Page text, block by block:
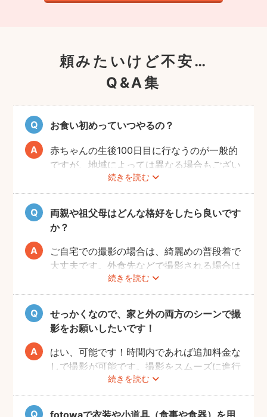
頼みたいけど不安…
Q&A集
お食い初めっていつやるの？
続きを読む
赤ちゃんの生後100日目に行なうのが一般的
ですが、地域によっては異なる場合もござい
ます。あくまでも目安になりますので、その
前後でご家族のご都合の良い日を選び、お祝
いするのがおすすめです。
両親や祖父母はどんな格好をしたら良いです
か？
続きを読む
ご自宅での撮影の場合は、綺麗めの普段着で
大丈夫です。外食先などで撮影される場合は
正装が良いでしょう。正装の場合、赤ちゃん
が和装であればご家族も和装と格を揃えるこ
とが必要になりますので、事前に家族全員の
服装を決めておくことがおすすめです。
せっかくなので、家と外の両方のシーンで撮
影をお願いしたいです！
続きを読む
はい、可能です！時間内であれば追加料金な
しで撮影が可能です。撮影をスムーズに進行
させるために、事前にその旨をフォトグラフ
ァーにお伝えいただけると幸いです。
fotowaで衣装や小道具（食事や食器）を用